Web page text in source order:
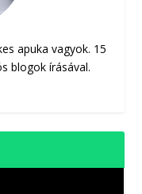
apuka vagyok. 15
blogok írásával.